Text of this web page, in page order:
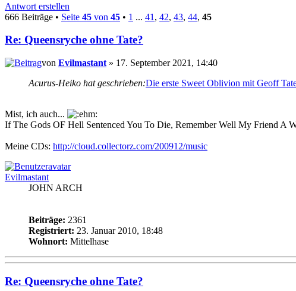
Antwort erstellen
666 Beiträge • Seite 45 von 45 • 1 ... 41 , 42, 43, 44, 45
Re: Queensryche ohne Tate?
von Evilmastant » 17. September 2021, 14:40
Acurus-Heiko hat geschrieben:Die erste Sweet Oblivion mit Geoff
Mist, ich auch...
If The Gods OF Hell Sentenced You To Die, Remember Well My Friend A
Meine CDs: http://cloud.collectorz.com/200912/music
Evilmastant
JOHN ARCH
Beiträge: 2361
Registriert: 23. Januar 2010, 18:48
Wohnort: Mittelhase
Re: Queensryche ohne Tate?